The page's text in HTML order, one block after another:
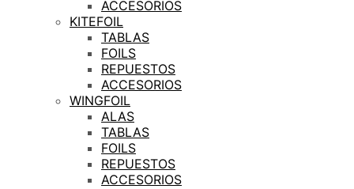
ACCESORIOS
KITEFOIL
TABLAS
FOILS
REPUESTOS
ACCESORIOS
WINGFOIL
ALAS
TABLAS
FOILS
REPUESTOS
ACCESORIOS